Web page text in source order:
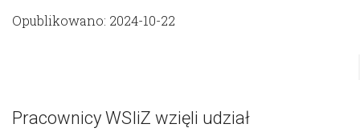
Opublikowano: 2024-10-22
Pracownicy WSIiZ wzięli udział